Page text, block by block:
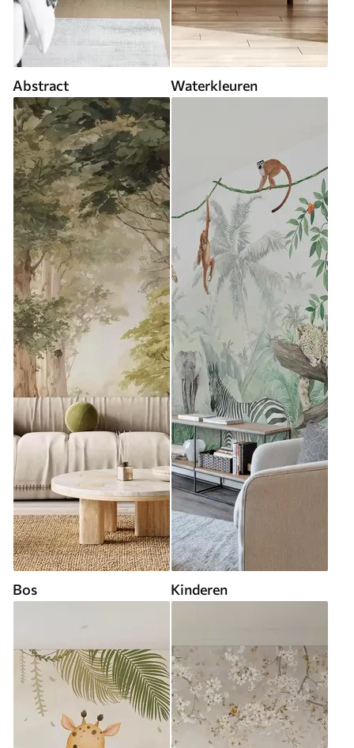
Abstract Waterkleuren
Bos Kinderen